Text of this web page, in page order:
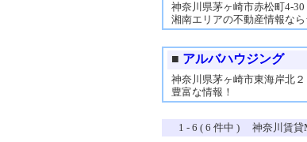
神奈川県茅ヶ崎市赤松町4-30
湘南エリアの不動産情報な
■ アルバハウジング
神奈川県茅ヶ崎市東海岸北
豊富な情報！
1 - 6 ( 6 件中 ) 神奈川賃貸